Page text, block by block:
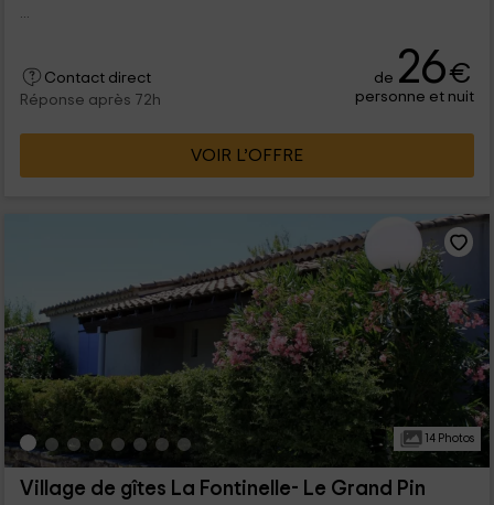
...
Contact direct
Réponse après 72h
de 26€
personne et nuit
VOIR L’OFFRE
14 Photos
Village de gîtes La Fontinelle- Le Grand Pin